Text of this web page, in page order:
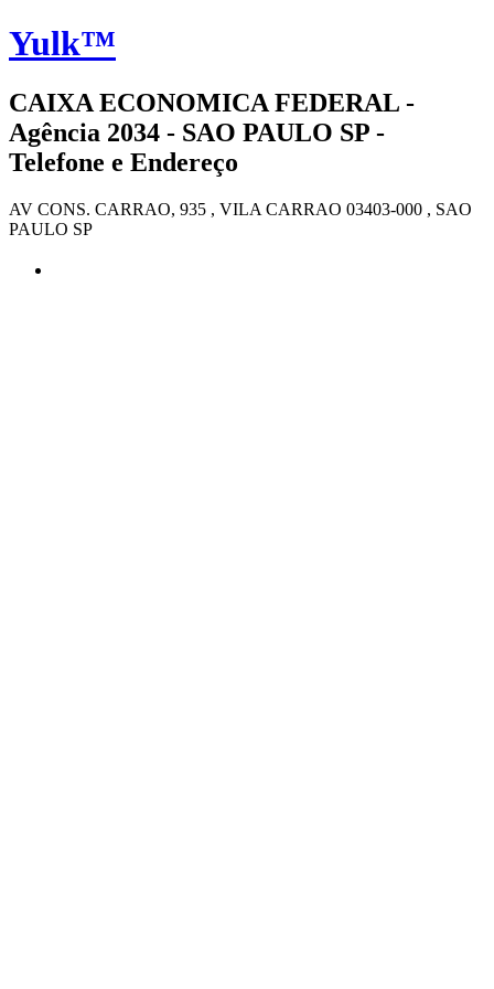
Yulk™
CAIXA ECONOMICA FEDERAL -
Agência 2034 - SAO PAULO SP -
Telefone e Endereço
AV CONS. CARRAO, 935 , VILA CARRAO 03403-000 , SAO
PAULO SP